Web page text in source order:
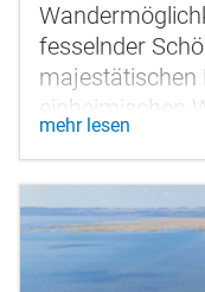
fesselnder
majestätischen
einheimischen
Gebirgsbächen.
mehr lesen